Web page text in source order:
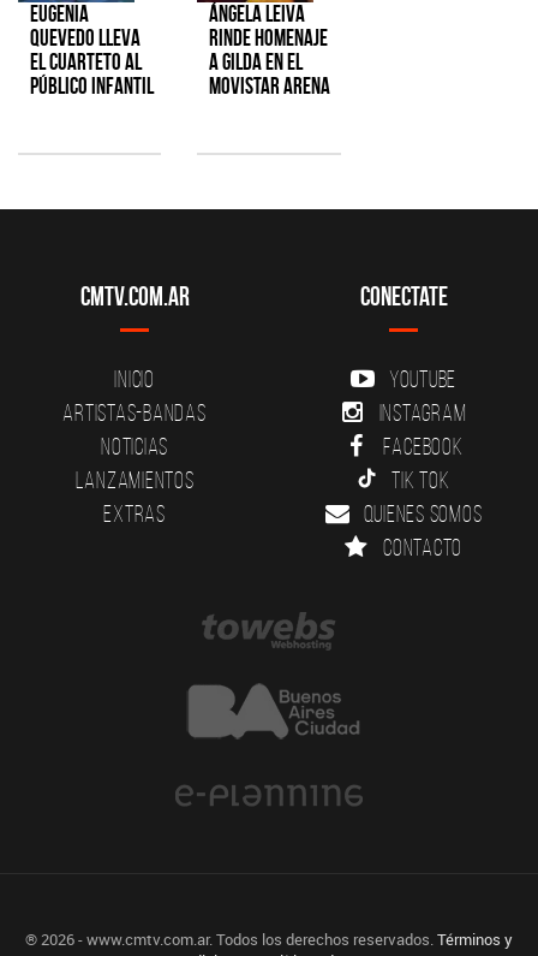
Eugenia
Quevedo lleva
el cuarteto al
público infantil
Ángela Leiva
rinde homenaje
a Gilda en el
Movistar Arena
CMTV.com.ar
Inicio
Artistas-Bandas
Noticias
Lanzamientos
Extras
Conectate
YouTube
Instagram
Facebook
Tik Tok
Quienes somos
Contacto
® 2026 - www.cmtv.com.ar. Todos los derechos reservados.Términos y